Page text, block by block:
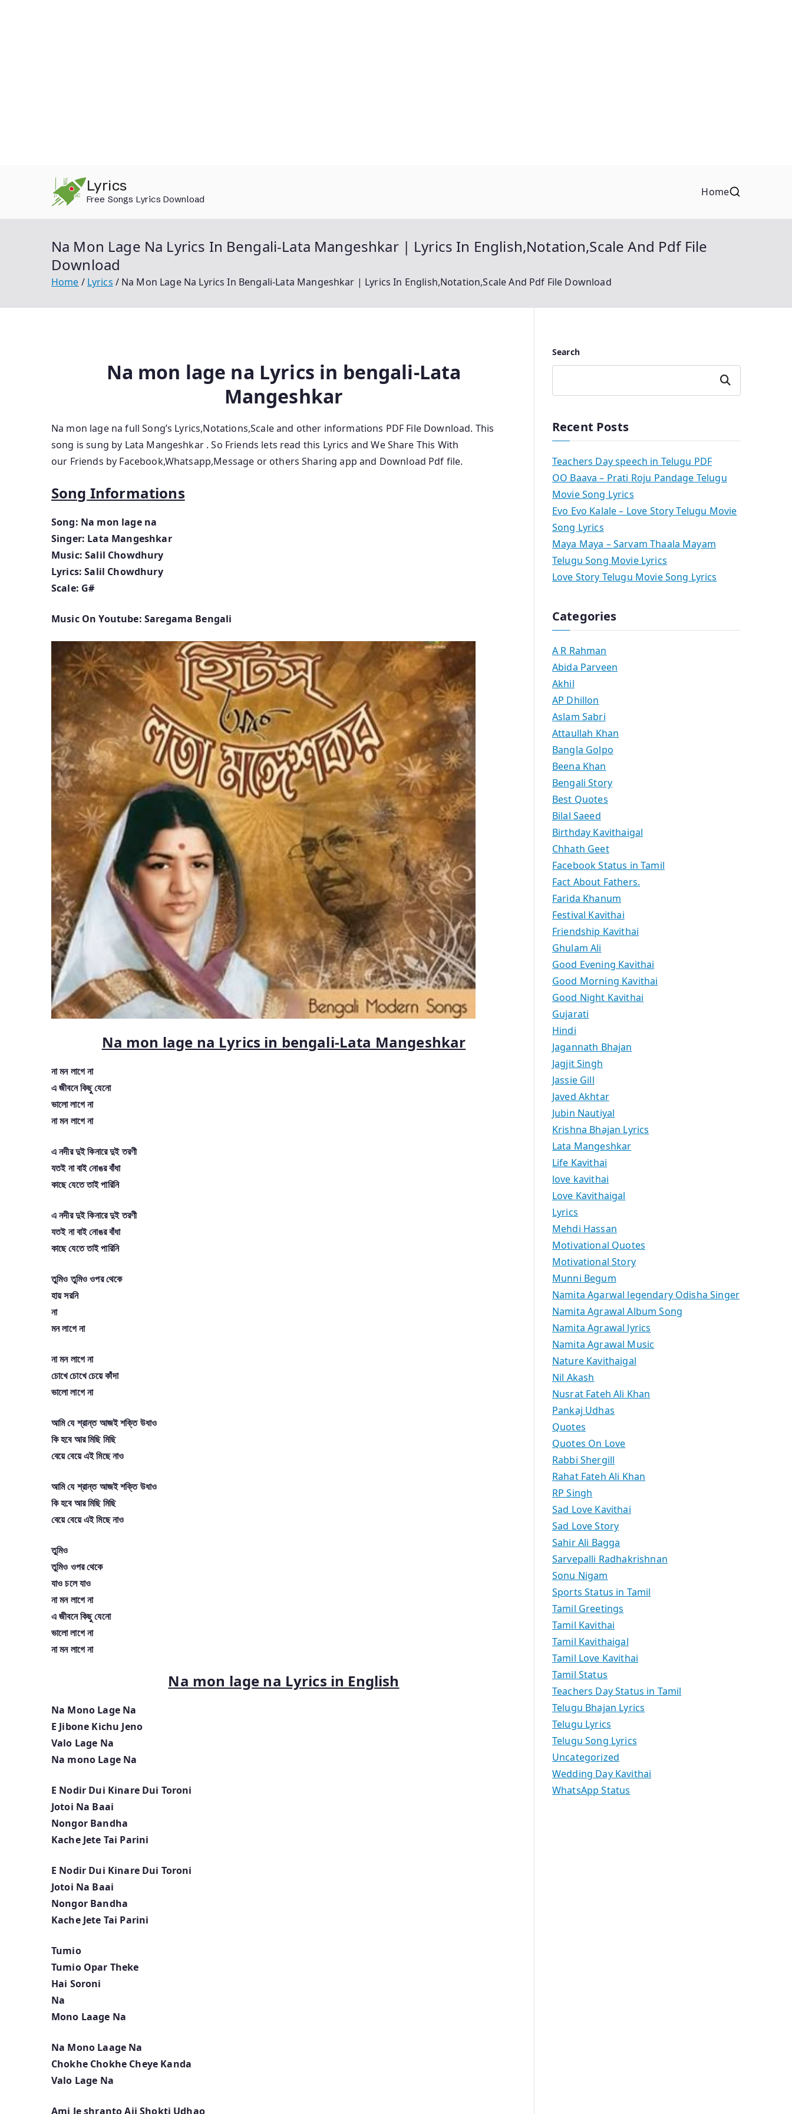
Lyrics
Free Songs Lyrics Download
Home
Na Mon Lage Na Lyrics In Bengali-Lata Mangeshkar | Lyrics In English,Notation,Scale And Pdf File
Download
Home Lyrics Na Mon Lage Na Lyrics In Bengali-Lata Mangeshkar | Lyrics In English,Notation,Scale And Pdf File Download
Na mon lage na Lyrics in bengali-Lata
Mangeshkar
Na mon lage na full Song’s Lyrics,Notations,Scale and other informations PDF File Download. This
song is sung by Lata Mangeshkar . So Friends lets read this Lyrics and We Share This With
our Friends by Facebook,Whatsapp,Message or others Sharing app and Download Pdf file.
Song Informations
Song: Na mon lage na
Singer: Lata Mangeshkar
Music: Salil Chowdhury
Lyrics: Salil Chowdhury
Scale: G#
Music On Youtube: Saregama Bengali
Na mon lage na Lyrics in bengali-Lata Mangeshkar
না মন লাগে না
এ জীবনে কিছু যেনো
ভালো লাগে না
না মন লাগে না
এ নদীর দুই কিনারে দুই তরণী
যতই না বাই নোঙর বাঁধা
কাছে যেতে তাই পারিনি
এ নদীর দুই কিনারে দুই তরণী
যতই না বাই নোঙর বাঁধা
কাছে যেতে তাই পারিনি
তুমিও তুমিও ওপর থেকে
হায় সরনি
না
মন লাগে না
না মন লাগে না
চোখে চোখে চেয়ে কাঁদা
ভালো লাগে না
আমি যে শ্রান্ত আজই শক্তি উধাও
কি হবে আর মিছি মিছি
বেয়ে বেয়ে এই মিছে নাও
আমি যে শ্রান্ত আজই শক্তি উধাও
কি হবে আর মিছি মিছি
বেয়ে বেয়ে এই মিছে নাও
তুমিও
তুমিও ওপর থেকে
যাও চলে যাও
না মন লাগে না
এ জীবনে কিছু যেনো
ভালো লাগে না
না মন লাগে না
Na mon lage na Lyrics in English
Na Mono Lage Na
E Jibone Kichu Jeno
Valo Lage Na
Na mono Lage Na
E Nodir Dui Kinare Dui Toroni
Jotoi Na Baai
Nongor Bandha
Kache Jete Tai Parini
E Nodir Dui Kinare Dui Toroni
Jotoi Na Baai
Nongor Bandha
Kache Jete Tai Parini
Tumio
Tumio Opar Theke
Hai Soroni
Na
Mono Laage Na
Na Mono Laage Na
Chokhe Chokhe Cheye Kanda
Valo Lage Na
Ami Je shranto Aji Shokti Udhao
Search
Search
Recent Posts
Teachers Day speech in Telugu PDF
OO Baava – Prati Roju Pandage Telugu
Movie Song Lyrics
Evo Evo Kalale – Love Story Telugu Movie
Song Lyrics
Maya Maya – Sarvam Thaala Mayam
Telugu Song Movie Lyrics
Love Story Telugu Movie Song Lyrics
Categories
A R Rahman
Abida Parveen
Akhil
AP Dhillon
Aslam Sabri
Attaullah Khan
Bangla Golpo
Beena Khan
Bengali Story
Best Quotes
Bilal Saeed
Birthday Kavithaigal
Chhath Geet
Facebook Status in Tamil
Fact About Fathers.
Farida Khanum
Festival Kavithai
Friendship Kavithai
Ghulam Ali
Good Evening Kavithai
Good Morning Kavithai
Good Night Kavithai
Gujarati
Hindi
Jagannath Bhajan
Jagjit Singh
Jassie Gill
Javed Akhtar
Jubin Nautiyal
Krishna Bhajan Lyrics
Lata Mangeshkar
Life Kavithai
love kavithai
Love Kavithaigal
Lyrics
Mehdi Hassan
Motivational Quotes
Motivational Story
Munni Begum
Namita Agarwal legendary Odisha Singer
Namita Agrawal Album Song
Namita Agrawal lyrics
Namita Agrawal Music
Nature Kavithaigal
Nil Akash
Nusrat Fateh Ali Khan
Pankaj Udhas
Quotes
Quotes On Love
Rabbi Shergill
Rahat Fateh Ali Khan
RP Singh
Sad Love Kavithai
Sad Love Story
Sahir Ali Bagga
Sarvepalli Radhakrishnan
Sonu Nigam
Sports Status in Tamil
Tamil Greetings
Tamil Kavithai
Tamil Kavithaigal
Tamil Love Kavithai
Tamil Status
Teachers Day Status in Tamil
Telugu Bhajan Lyrics
Telugu Lyrics
Telugu Song Lyrics
Uncategorized
Wedding Day Kavithai
WhatsApp Status